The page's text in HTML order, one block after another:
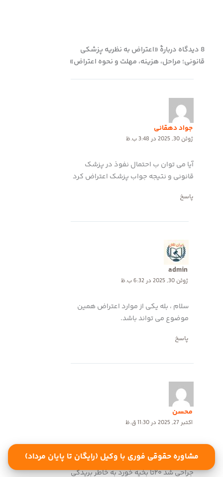
8 دیدگاه دربارهٔ «اعتراض به نظریه پزشکی
قانونی؛ مراحل، هزینه، مهلت و نحوه اعتراض»
جواد دهقانی
ژوئن 30, 2025 در 3:48 ب.ظ
آیا می توان ب احتمال نفوذ در پزشک
قانونی و نتیجه جواب پزشک اعتراض کرد
پاسخ
admin
ژوئن 30, 2025 در 6:32 ب.ظ
سلام ، بله یکی از موارد اعتراض همین
موضوع می تواند باشد.
پاسخ
محسن
اکتبر 27, 2025 در 11:30 ق.ظ
سلام من پزشک قانونی رفتم ۲ماه طول
درمان دادن و۱۱جا رو زدن که دستم عمل
جراحی شد ۲۰تا بخیه خورد به خاطر بریدکی
مشاوره حقوقی فوری با وکیل (رایگان تا پایان مرداد)